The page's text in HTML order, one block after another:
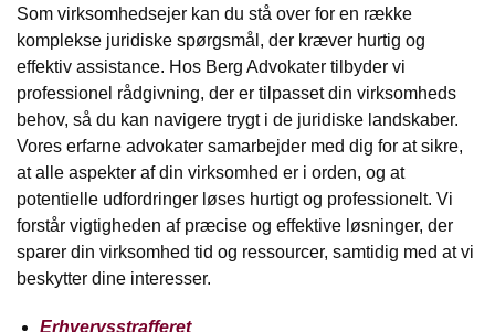
Som virksomhedsejer kan du stå over for en række
komplekse juridiske spørgsmål, der kræver hurtig og
effektiv assistance. Hos Berg Advokater tilbyder vi
professionel rådgivning, der er tilpasset din virksomheds
behov, så du kan navigere trygt i de juridiske landskaber.
Vores erfarne advokater samarbejder med dig for at sikre,
at alle aspekter af din virksomhed er i orden, og at
potentielle udfordringer løses hurtigt og professionelt. Vi
forstår vigtigheden af præcise og effektive løsninger, der
sparer din virksomhed tid og ressourcer, samtidig med at vi
beskytter dine interesser.
Erhvervsstrafferet